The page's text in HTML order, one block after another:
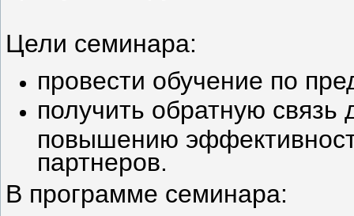
Цели семинара:
провести обучение по
получить обратную
повышению
партнеров.
В программе семинара: